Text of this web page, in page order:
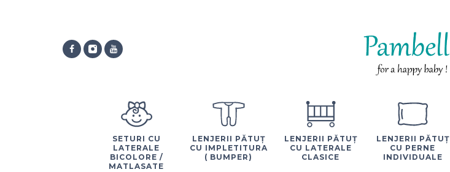
SETURI CU
LATERALE
BICOLORE /
MATLASATE
LENJERII PĂTUȚ
CU IMPLETITURA
( BUMPER)
LENJERII PĂTUȚ
CU LATERALE
CLASICE
LENJERII PĂTUȚ
CU PERNE
INDIVIDUALE